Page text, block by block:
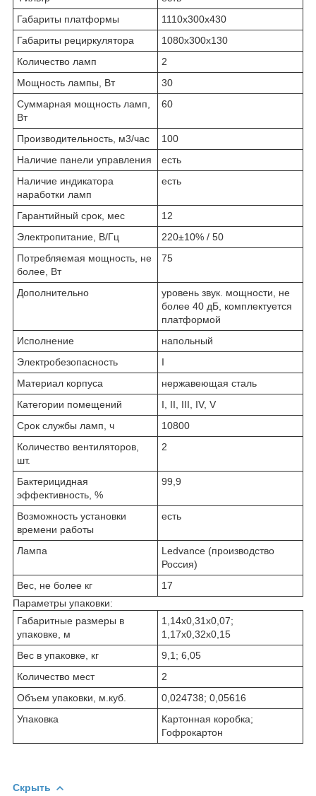
Габариты платформы
1110x300x430
Габариты рециркулятора
1080х300х130
Количество ламп
2
Мощность лампы, Вт
30
Суммарная мощность ламп,
Вт
60
Производительность, м3/час
100
Наличие панели управления
есть
Наличие индикатора
наработки ламп
есть
Гарантийный срок, мес
12
Электропитание, В/Гц
220±10% / 50
Потребляемая мощность, не
более, Вт
75
Дополнительно
уровень звук. мощности, не
более 40 дБ, комплектуется
платформой
Исполнение
напольный
Электробезопасность
I
Материал корпуса
нержавеющая сталь
Категории помещений
I, II, III, IV, V
Срок службы ламп, ч
10800
Количество вентиляторов,
шт.
2
Бактерицидная
эффективность, %
99,9
Возможность установки
времени работы
есть
Лампа
Ledvance (производство
Россия)
Вес, не более кг
17
Параметры упаковки:
Габаритные размеры в
упаковке, м
1,14х0,31х0,07;
1,17х0,32х0,15
Вес в упаковке, кг
9,1; 6,05
Количество мест
2
Объем упаковки, м.куб.
0,024738; 0,05616
Упаковка
Картонная коробка;
Гофрокартон
Скрыть